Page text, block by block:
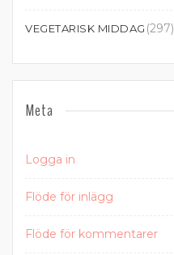
VEGETARISK MIDDAG (297)
Meta
Logga in
Flöde för inlägg
Flöde för kommentarer